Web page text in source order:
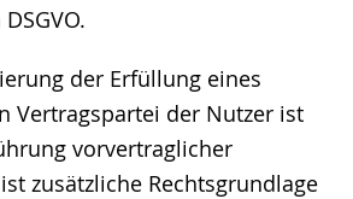
der Erfüllung eines
Vertragspartei der Nutzer ist
vorvertraglicher
zusätzliche Rechtsgrundlage